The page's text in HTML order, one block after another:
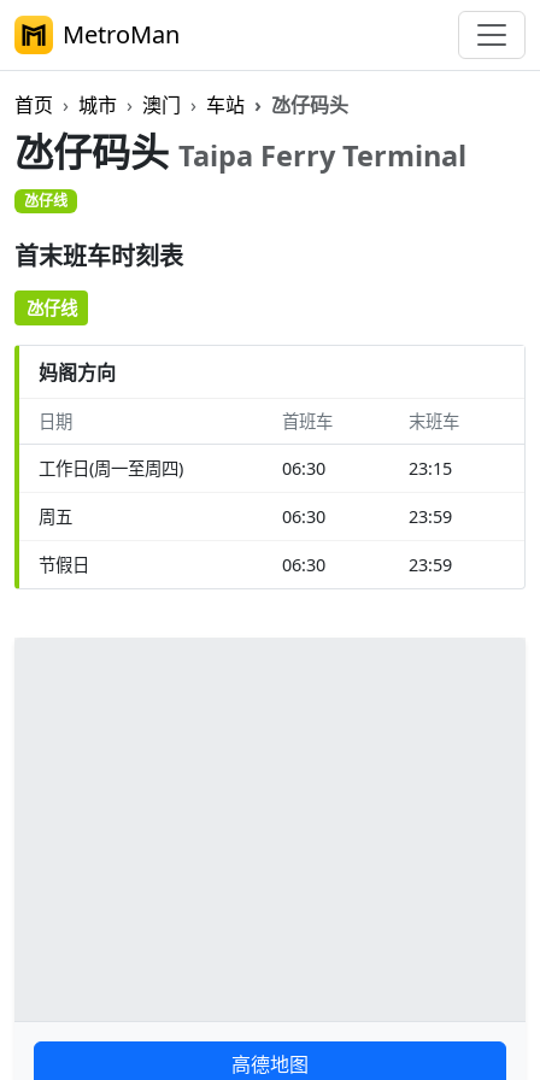
MetroMan
首页 城市 澳门 车站 氹仔码头
氹仔码头 Taipa Ferry Terminal
氹仔线
首末班车时刻表
氹仔线
妈阁方向
日期 首班车 末班车
工作日(周一至周四) 06:30 23:15
周五 06:30 23:59
节假日 06:30 23:59
高德地图